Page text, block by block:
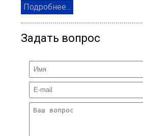
Подробнее...
Задать вопрос